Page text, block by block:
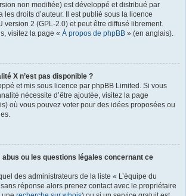
non modifiée) est développé et distribué par
les droits d’auteur. Il est publié sous la licence
version 2 (GPL-2.0) et peut être diffusé librement.
visitez la page « À propos de phpBB » (en anglais).
X n’est pas disponible ?
et mis sous licence par phpBB Limited. Si vous
nécessite d’être ajoutée, visitez la page
où vous pouvez voter pour des idées proposées ou
ou les questions légales concernant ce
des administrateurs de la liste « L’équipe du
réponse alors prenez contact avec le propriétaire